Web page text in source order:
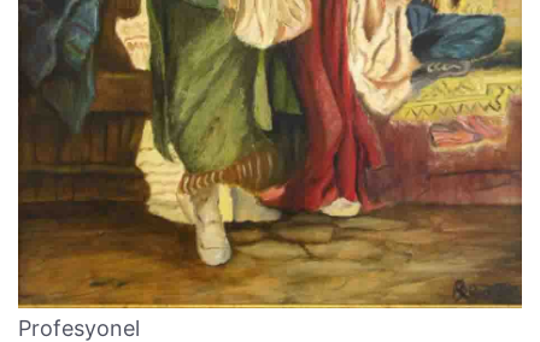
Profesyonel